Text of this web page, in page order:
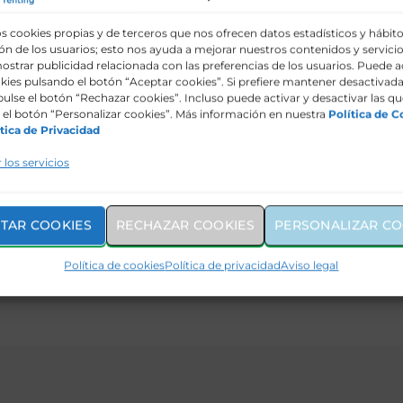
cookies propias y de terceros que nos ofrecen datos estadísticos y
de los usuarios; esto nos ayuda a mejorar nuestros contenidos y
publicidad relacionada con las preferencias de los usuarios. Puede
pulsando el botón “Aceptar cookies”. Si prefiere mantener
el botón “Rechazar cookies”. Incluso puede activar y desactivar las
botón “Personalizar cookies”. Más información en nuestra Política de
de Privacidad
los servicios
COOKIES RECHAZAR COOKIES PERSONALIZAR
Política de cookiesPolítica de privacidadAviso legal
airbag frontal
de frenada de emergencia)
(colisión frontal) con reconocimiento de peatones y